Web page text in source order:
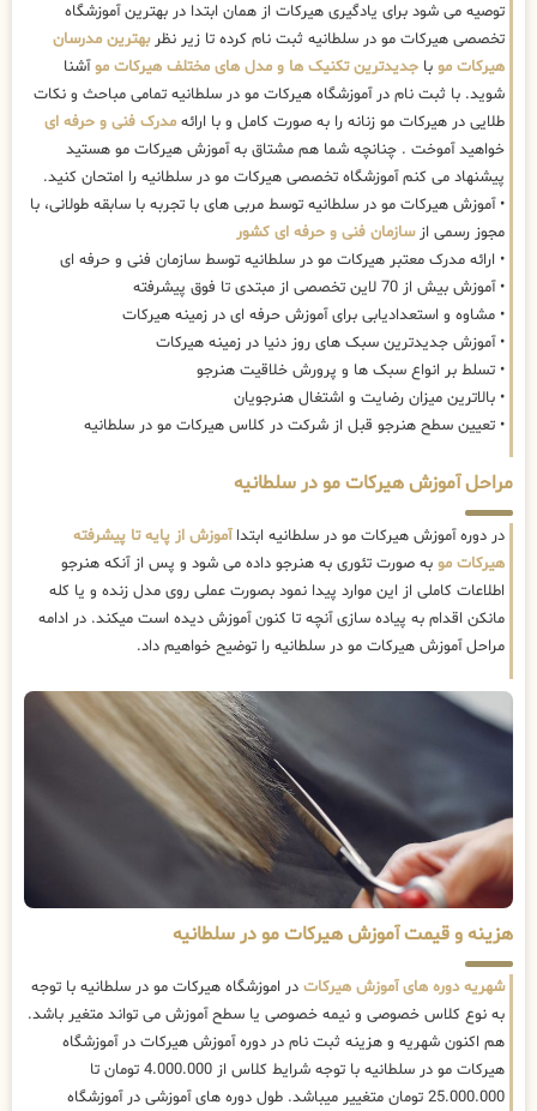
توصیه می شود برای یادگیری هیرکات از همان ابتدا در بهترین آموزشگاه
تخصصی هیرکات مو در سلطانیه ثبت نام کرده تا زیر نظربهترین مدرسان
هیرکات مو با جدیدترین تکنیک ها و مدل های مختلف هیرکات موآشنا
شوید. با ثبت نام در آموزشگاه هیرکات مو در سلطانیه تمامی مباحث و نکات
طلایی در هیرکات مو زنانه را به صورت کامل و با ارائه مدرک فنی و حرفه ای
خواهید آموخت . چنانچه شما هم مشتاق به آموزش هیرکات مو هستید
پیشنهاد می کنم آموزشگاه تخصصی هیرکات مو در سلطانیه را امتحان کنید.
• آموزش هیرکات مو در سلطانیه توسط مربی های با تجربه با سابقه طولانی، با
مجوز رسمی ازسازمان فنی و حرفه ای کشور
• ارائه مدرک معتبر هیرکات مو در سلطانیه توسط سازمان فنی و حرفه ای
• آموزش بیش از 70 لاین تخصصی از مبتدی تا فوق پیشرفته
• مشاوه و استعدادیابی برای آموزش حرفه ای در زمینه هیرکات
• آموزش جدیدترین سبک های روز دنیا در زمینه هیرکات
• تسلط بر انواع سبک ها و پرورش خلاقیت هنرجو
• بالاترین میزان رضایت و اشتغال هنرجویان
• تعیین سطح هنرجو قبل از شرکت در کلاس هیرکات مو در سلطانیه
مراحل آموزش هیرکات مو در سلطانیه
در دوره آموزش هیرکات مو در سلطانیه ابتداآموزش از پایه تا پیشرفته
هیرکات مو به صورت تئوری به هنرجو داده می شود و پس از آنکه هنرجو
اطلاعات کاملی از این موارد پیدا نمود بصورت عملی روی مدل زنده و یا کله
مانکن اقدام به پیاده سازی آنچه تا کنون آموزش دیده است میکند. در ادامه
مراحل آموزش هیرکات مو در سلطانیه را توضیح خواهیم داد.
هزینه و قیمت آموزش هیرکات مو در سلطانیه
شهریه دوره های آموزش هیرکات در اموزشگاه هیرکات مو در سلطانیه با توجه
به نوع کلاس خصوصی و نیمه خصوصی یا سطح آموزش می تواند متغیر باشد.
هم اکنون شهریه و هزینه ثبت نام در دوره آموزش هیرکات در آموزشگاه
هیرکات مو در سلطانیه با توجه شرایط کلاس از 4.000.000 تومان تا
25.000.000 تومان متغییر میباشد. طول دوره های آموزشی در آموزشگاه